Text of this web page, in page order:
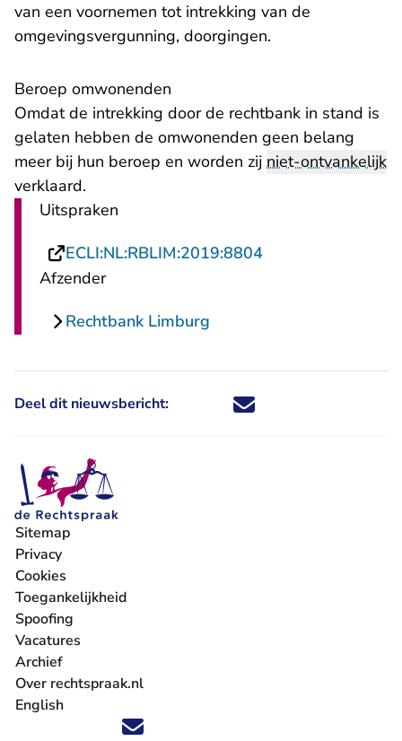
van een voornemen tot intrekking van de
omgevingsvergunning, doorgingen.
Beroep omwonenden
Omdat de intrekking door de rechtbank in stand is
gelaten hebben de omwonenden geen belang
meer bij hun beroep en worden zij niet-ontvankelijk
verklaard.
Uitspraken
ECLI:NL:RBLIM:2019:8804- U verlaat
Afzender
Rechtbank Limburg
Deel dit nieuwsbericht: Deel dit nieuwsbericht via X -
Deel dit nieuwsbericht via
Deel dit nieuwsbericht
Deel dit
Volg ons op X (Twitter) - U verlaat Rechtspraak.nl
Volg ons op Facebook - U verlaat Rechtspraak.nl
Volg ons op Instagram - U verlaat Rechtspraak.nl
Volg ons op Youtube - U verlaat Rechtspraak.nl
Volg ons op LinkedIn - U verlaat
'Blijf op de hoogte' nieuwsbrief - U verlaat
Sitemap
Privacy
Cookies
Toegankelijkheid
Spoofing
Vacatures
- U verlaat Rechtspraak.nl
Archief
Over rechtspraak.nl
English